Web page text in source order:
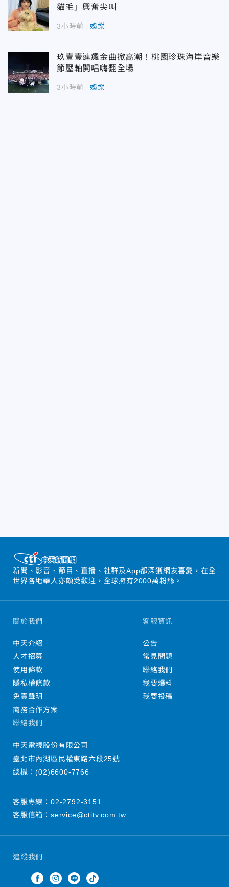
貓毛」興奮尖叫
3小時前 娛樂
玖壹壹連飆金曲掀高潮！桃園珍珠海岸音樂
節壓軸開唱嗨翻全場
3小時前 娛樂
新聞、影音、節目、直播、社群及App都深獲網友喜愛，在全
世界各地華人亦頗受歡迎，全球擁有2000萬粉絲。
追蹤我們
關於我們
中天介紹
人才招募
使用條款
隱私權條款
免責聲明
商務合作方案
客服資訊
公告
常見問題
聯絡我們
我要爆料
我要投稿
聯絡我們
中天電視股份有限公司
臺北市內湖區民權東路六段25號
總機：(02)6600-7766
客服專線： 02-2792-3151
客服信箱： service@ctitv.com.tw